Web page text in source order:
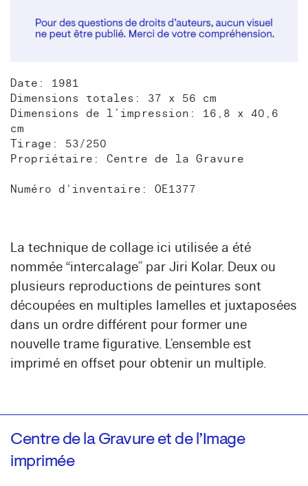
Date: 1981
Dimensions totales: 37 x 56 cm
Dimensions de l’impression: 16,8 x 40,6
cm
Tirage: 53/250
Propriétaire: Centre de la Gravure
Numéro d'inventaire: OE1377
La technique de collage ici utilisée a été
nommée “intercalage” par Jiri Kolar. Deux ou
plusieurs reproductions de peintures sont
découpées en multiples lamelles et juxtaposées
dans un ordre différent pour former une
nouvelle trame figurative. L’ensemble est
imprimé en offset pour obtenir un multiple.
Centre de la Gravure et de l’Image
imprimée